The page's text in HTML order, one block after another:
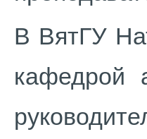
В ВятГУ
кафедрой